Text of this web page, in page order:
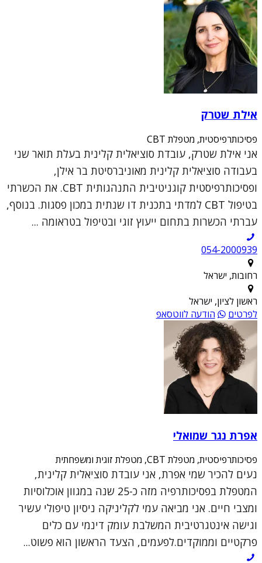
אילת שטרק
פסיכותרפיסטית, מטפלת CBT
אני אילת שטרק, עובדת סוציאלית קלינית בעלת תואר שני
בעבודה סוציאלית קלינית מאוניברסיטת בר אילן,
ופסיכותרפיסטית קוגניטיבית התנהגותית CBT. את הכשרתי
בטיפול CBT למדתי בתכנית דו שנתית במכון פסגות. בנוסף,
עברתי הכשרות בתחום ייעוץ זוגי ובטיפול בטראומה ...
054-2000939
רחובות, ישראל
ראשון לציון, ישראל
לפרטים
הודעה לווטסאפ
אפרת נגר שמואלי
פסיכותרפיסטית, מטפלת CBT, מטפלת זוגית ומשפחתית
נעים להכיר שמי אפרת, אני עובדת סוציאלית קלינית,
המטפלת בפסיכותרפיה מזה כ-25 שנה במגוון אוכלוסיות
ומצבי חיים. אני מביאה עמי לקליניקה ניסיון טיפולי עשיר
וגישה אינטגרטיבית המשלבת עומק דינמי עם כלים
פרקטיים וממוקדים.לפעמים, הצעד הראשון הוא פשוט...